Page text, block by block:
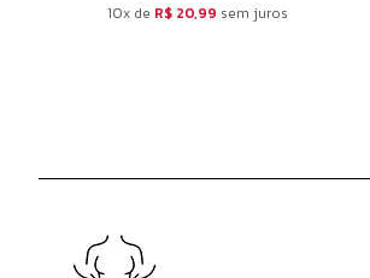
10x de R$ 20,99 sem juros